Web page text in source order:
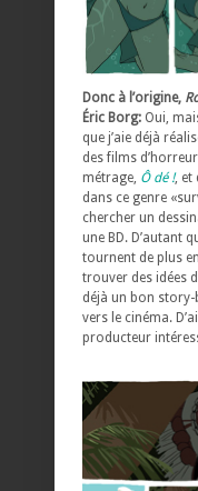
Donc à l’origine,
Éric Borg: Oui,
que j’aie déjà
des films
métrage, Ô dé !, et
dans ce genre
chercher un
une BD. D’autant
tournent de plus
trouver des idées
déjà un bon story-
vers le cinéma.
producteur